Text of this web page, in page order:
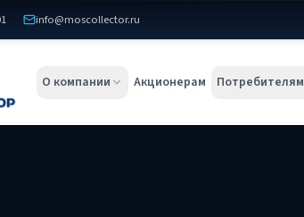
info@moscollector.ru
О компании Акционерам Потребителям